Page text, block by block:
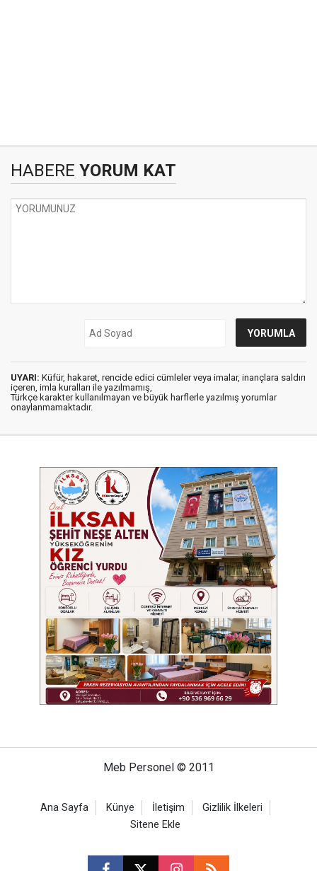
HABERE YORUM KAT
UYARI: Küfür, hakaret, rencide edici cümleler veya imalar, inançlara saldırı
içeren, imla kuralları ile yazılmamış,
Türkçe karakter kullanılmayan ve büyük harflerle yazılmış yorumlar
onaylanmamaktadır.
Meb Personel © 2011
Ana Sayfa Künye İletişim
Gizlilik İlkeleri
Sitene Ekle